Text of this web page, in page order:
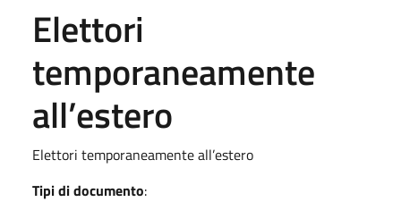
Elettori
temporaneamente
all’estero
Elettori temporaneamente all’estero
Tipi di documento: